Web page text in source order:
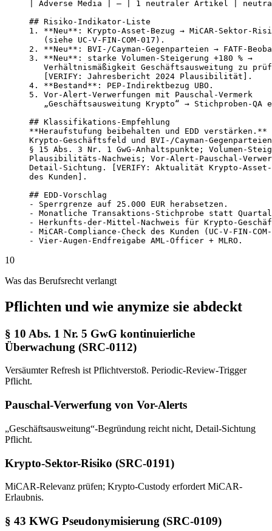
| Adverse Media | – | 1 neutraler Artikel |
## Risiko-Indikator-Liste
1. **Neu**: Krypto-Asset-Bezug → MiCAR-Sektor-
   (siehe UC-V-FIN-COM-017).
2. **Neu**: BVI-/Cayman-Gegenparteien → FATF-
3. **Neu**: starke Volumen-Steigerung +180 % →
Verhältnismäßigkeit Geschäftsausweitung zu
   [VERIFY: Jahresbericht 2024 Plausibilität].
4. **Bestand**: PEP-Indirektbezug UBO.
5. Vor-Alert-Verwerfungen mit Pauschal-Vermerk
„Geschäftsausweitung Krypto“ → Stichproben-QA
## Klassifikations-Empfehlung
**Heraufstufung beibehalten und EDD verstärken.**
Krypto-Geschäftsfeld und BVI-/Cayman-
§ 15 Abs. 3 Nr. 1 GwG-Anhaltspunkte; Volumen-
Plausibilitäts-Nachweis; Vor-Alert-Pauschal-
Detail-Sichtung. [VERIFY: Aktualität Krypto-Asset-
des Kunden].
## EDD-Vorschlag
- Sperrgrenze auf 25.000 EUR herabsetzen.
- Monatliche Transaktions-Stichprobe statt
- Herkunfts-der-Mittel-Nachweis für Krypto-
- MiCAR-Compliance-Check des Kunden (UC-V-FIN-
- Vier-Augen-Endfreigabe AML-Officer + MLRO.
10
Was das Berufsrecht verlangt
Pflichten und wie anymize sie abdeckt
§ 10 Abs. 1 Nr. 5 GwG kontinuierliche
Überwachung (SRC-0112)
Versäumter Refresh ist Pflichtverstoß. Periodic-Review-Trigger
Pflicht.
Pauschal-Verwerfung von Vor-Alerts
„Geschäftsausweitung“-Begründung reicht nicht, Detail-Sichtung
Pflicht.
Krypto-Sektor-Risiko (SRC-0191)
MiCAR-Relevanz prüfen; Krypto-Custody erfordert MiCAR-
Erlaubnis.
§ 43 KWG Pseudonymisierung (SRC-0109)